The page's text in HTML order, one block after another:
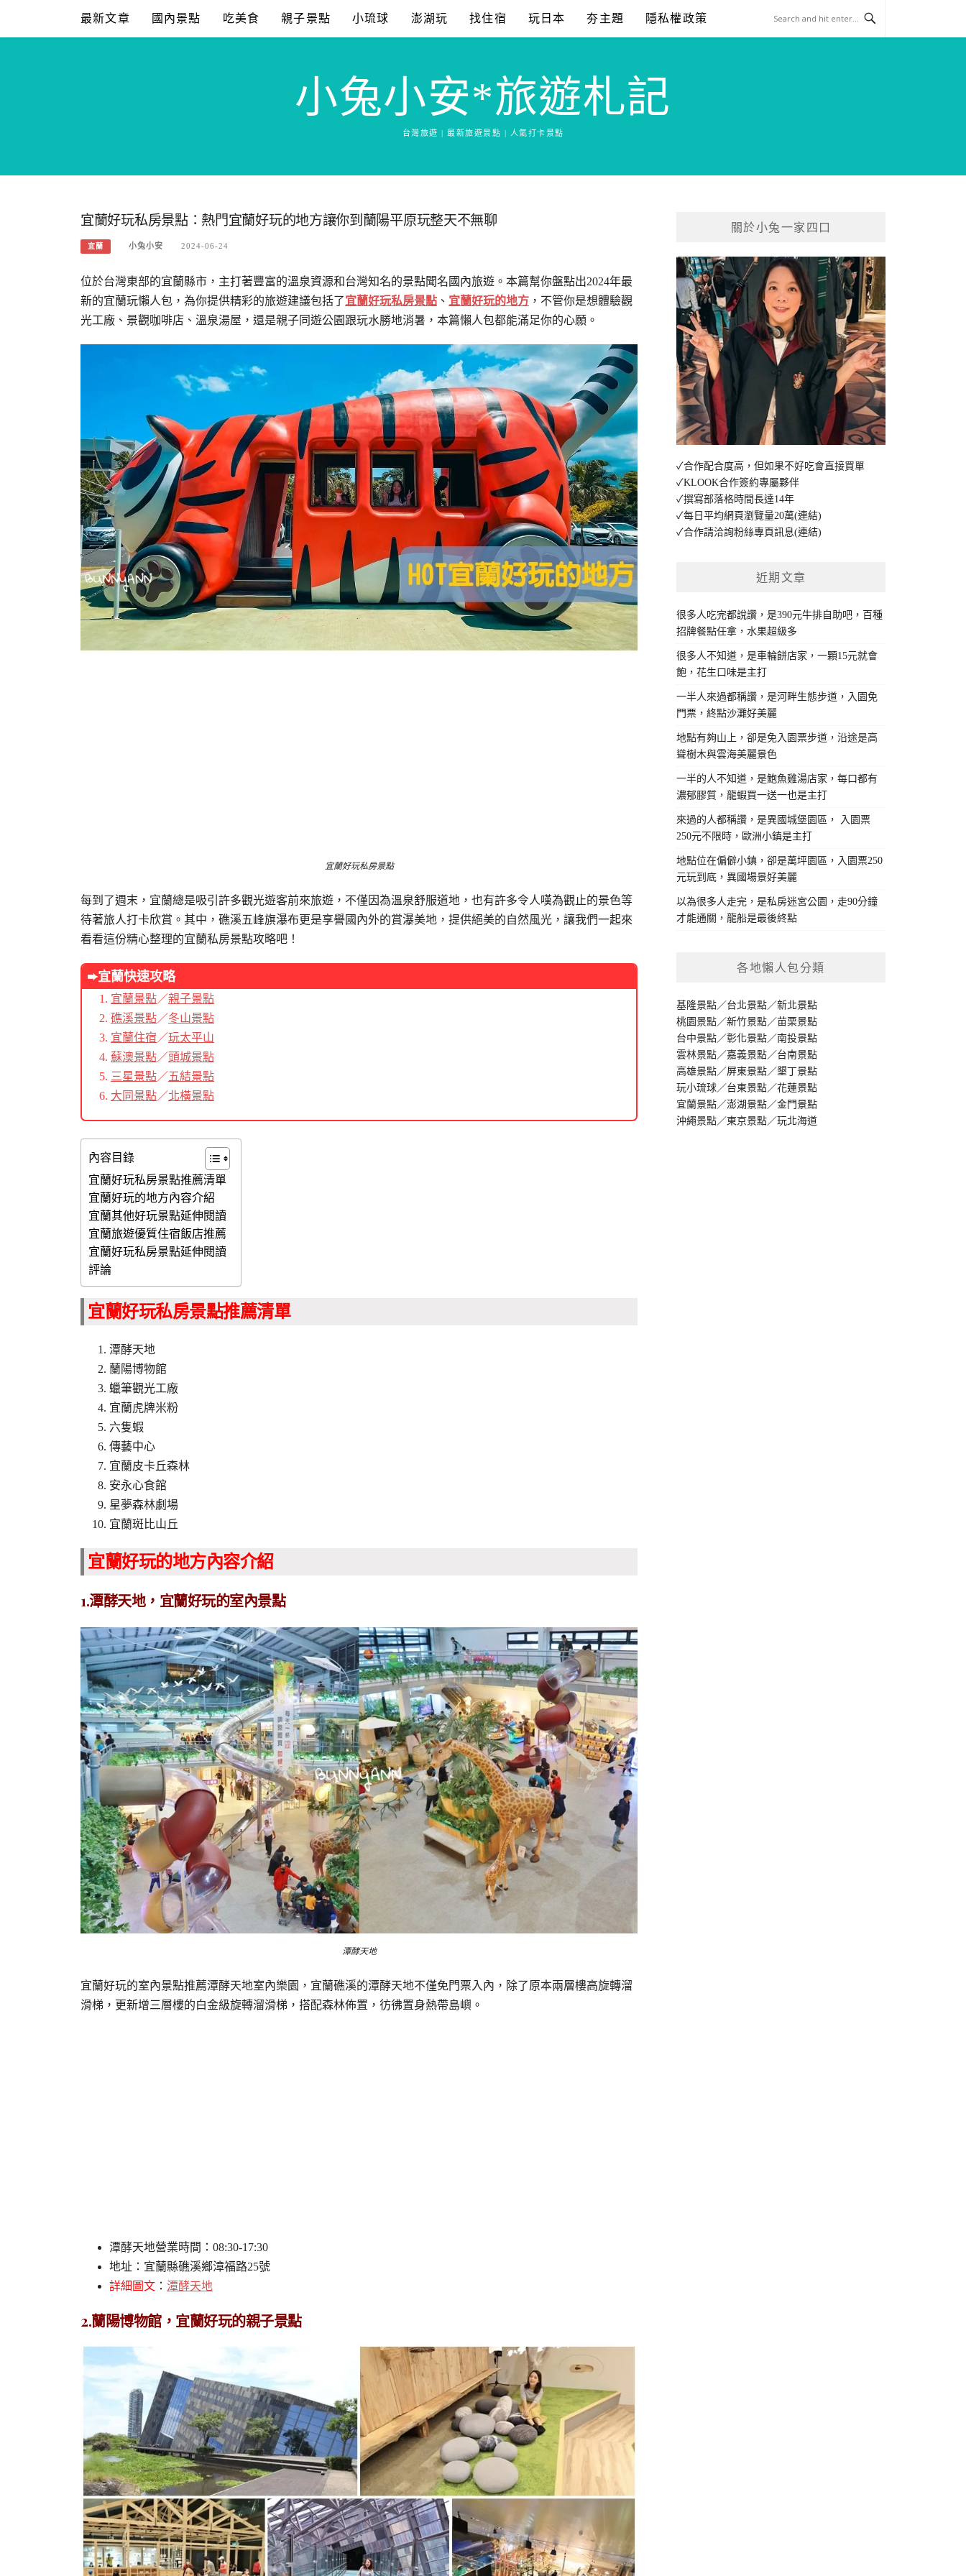
content
最新文章 國內景點 吃美食 親子景點 小琉球 澎湖玩 找住宿 玩日本 夯主題 隱私權政策
小兔小安*旅遊札記
台灣旅遊 | 最新旅遊景點 | 人氣打卡景點
宜蘭好玩私房景點：熱門宜蘭好玩的地方讓你到蘭陽平原玩整天不無聊
宜蘭 小兔小安 2024-06-24
位於台灣東部的宜蘭縣市，主打著豐富的溫泉資源和台灣知名的景點聞名國內旅遊。本篇幫你盤點出2024年最
新的宜蘭玩懶人包，為你提供精彩的旅遊建議包括了宜蘭好玩私房景點 、 宜蘭好玩的地方 ，不管你是想體驗觀
光工廠、景觀咖啡店、溫泉湯屋，還是親子同遊公園跟玩水勝地消暑，本篇懶人包都能滿足你的心願。
宜蘭好玩私房景點
每到了週末，宜蘭總是吸引許多觀光遊客前來旅遊，不僅因為溫泉舒服道地，也有許多令人嘆為觀止的景色等
待著旅人打卡欣賞。其中，礁溪五峰旗瀑布更是享譽國內外的賞瀑美地，提供絕美的自然風光，讓我們一起來
看看這份精心整理的宜蘭私房景點攻略吧！
➨宜蘭快速攻略
宜蘭景點／親子景點
礁溪景點／冬山景點
宜蘭住宿 ／玩太平山
蘇澳景點／頭城景點
三星景點／五結景點
大同景點／北橫景點
內容目錄
宜蘭好玩私房景點推薦清單
宜蘭好玩的地方內容介紹
宜蘭其他好玩景點延伸閱讀
宜蘭旅遊優質住宿飯店推薦
宜蘭好玩私房景點延伸閱讀
評論
宜蘭好玩私房景點推薦清單
潭酵天地
蘭陽博物館
蠟筆觀光工廠
宜蘭虎牌米粉
六隻蝦
傳藝中心
宜蘭皮卡丘森林
安永心食館
星夢森林劇場
宜蘭斑比山丘
宜蘭好玩的地方內容介紹
1.潭酵天地，宜蘭好玩的室內景點
潭酵天地
宜蘭好玩的室內景點推薦潭酵天地室內樂園，宜蘭礁溪的潭酵天地不僅免門票入內，除了原本兩層樓高旋轉溜
滑梯，更新增三層樓的白金級旋轉溜滑梯，搭配森林佈置，彷彿置身熱帶島嶼。
潭酵天地營業時間：08:30-17:30
地址：宜蘭縣礁溪鄉漳福路25號
詳細圖文 ： 潭酵天地
2.蘭陽博物館，宜蘭好玩的親子景點
關於小兔一家四口
✓合作配合度高，但如果不好吃會直接買單
✓KLOOK合作簽約專屬夥伴
✓撰寫部落格時間長達14年
✓每日平均網頁瀏覽量20萬(連結)
✓合作請洽詢粉絲專頁訊息(連結)
近期文章
很多人吃完都說讚，是390元牛排自助吧，百種
招牌餐點任拿，水果超級多
很多人不知道，是車輪餅店家，一顆15元就會
飽，花生口味是主打
一半人來過都稱讚，是河畔生態步道，入園免
門票，終點沙灘好美麗
地點有夠山上，卻是免入園票步道，沿途是高
聳樹木與雲海美麗景色
一半的人不知道，是鮑魚雞湯店家，每口都有
濃郁膠質，龍蝦買一送一也是主打
來過的人都稱讚，是異國城堡園區， 入園票
250元不限時，歐洲小鎮是主打
地點位在偏僻小鎮，卻是萬坪園區，入園票250
元玩到底，異國場景好美麗
以為很多人走完，是私房迷宮公園，走90分鐘
才能通關，龍船是最後終點
各地懶人包分類
基隆景點／台北景點／新北景點
桃園景點／新竹景點／苗栗景點
台中景點／彰化景點／南投景點
雲林景點／嘉義景點／台南景點
高雄景點／屏東景點／墾丁景點
玩小琉球／台東景點／花蓮景點
宜蘭景點／澎湖景點／金門景點
沖繩景點／東京景點／玩北海道